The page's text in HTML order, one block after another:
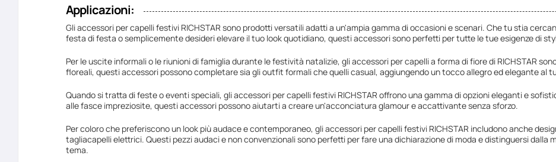
Applicazioni:
Gli accessori per capelli festivi RICHSTAR sono prodotti versatili adatti a un'ampia gamma di occasioni e scenari. Che tu stia
festa di festa o semplicemente desideri elevare il tuo look quotidiano, questi accessori sono perfetti per tutte le tue esigenze di
Per le uscite informali o le riunioni di famiglia durante le festività natalizie, gli accessori per capelli a forma di fiore di RICHSTAR
floreali, questi accessori possono completare sia gli outfit formali che quelli casual, aggiungendo un tocco allegro ed elegante al
Quando si tratta di feste o eventi speciali, gli accessori per capelli festivi RICHSTAR offrono una gamma di opzioni eleganti e
alle fasce impreziosite, questi accessori possono aiutarti a creare un'acconciatura glamour e accattivante senza sforzo.
Per coloro che preferiscono un look più audace e contemporaneo, gli accessori per capelli festivi RICHSTAR includono anche
tagliacapelli elettrici. Questi pezzi audaci e non convenzionali sono perfetti per fare una dichiarazione di moda e distinguersi dalla
tema.